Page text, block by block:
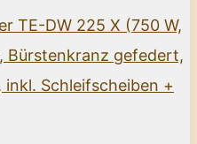
TE-DW 225 X (750 W,
Bürstenkranz gefedert,
inkl. Schleifscheiben +